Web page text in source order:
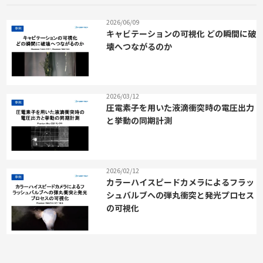
2026/06/09
キャビテーションの可視化 どの瞬間に破
壊へつながるのか
2026/03/12
圧電素子を用いた液滴衝突時の電圧出力
と挙動の同期計測
2026/02/12
カラーハイスピードカメラによるフラッ
シュバルブへの弾丸衝突と発光プロセス
の可視化